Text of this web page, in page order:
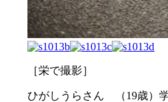
［栄で撮影］
ひがしうらさん （19歳）